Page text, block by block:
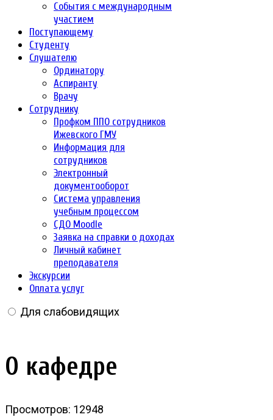
События с международным
участием
Поступающему
Студенту
Слушателю
Ординатору
Аспиранту
Врачу
Сотруднику
Профком ППО сотрудников
Ижевского ГМУ
Информация для
сотрудников
Электронный
документооборот
Система управления
учебным процессом
СДО Moodle
Заявка на справки о доходах
Личный кабинет
преподавателя
Экскурсии
Оплата услуг
Для слабовидящих
О кафедре
Просмотров: 12948